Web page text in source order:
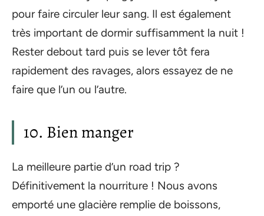
pour faire circuler leur sang. Il est également
très important de dormir suffisamment la nuit !
Rester debout tard puis se lever tôt fera
rapidement des ravages, alors essayez de ne
faire que l’un ou l’autre.
10. Bien manger
La meilleure partie d’un road trip ?
Définitivement la nourriture ! Nous avons
emporté une glacière remplie de boissons,